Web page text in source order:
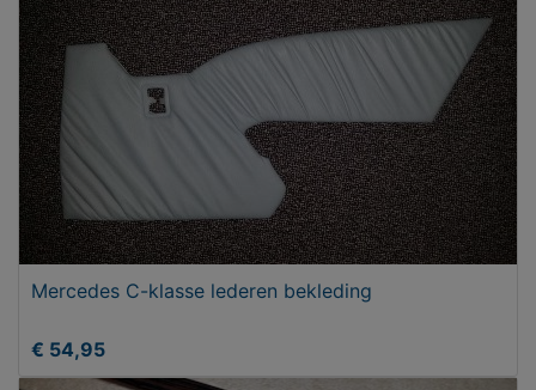
Mercedes C-klasse lederen bekleding
€ 54,95